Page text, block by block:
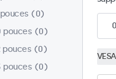
0
pouces
0
pouces
0
pouces
0
0